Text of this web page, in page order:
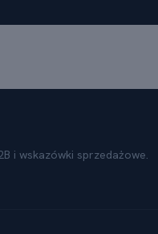
i wskazówki sprzedażowe.